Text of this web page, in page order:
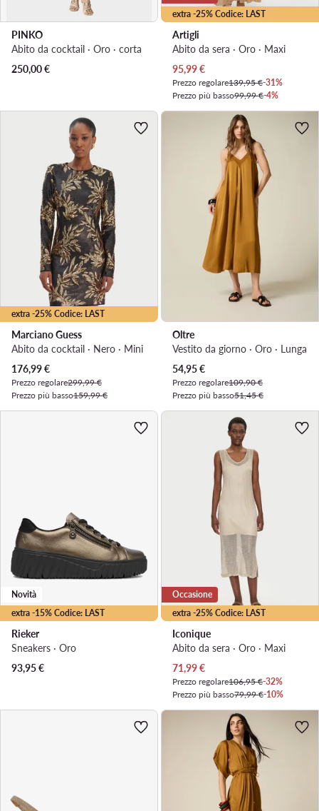
PINKO
Abito da cocktail · Oro · corta
250,00€
extra -25% Codice: LAST
Artigli
Abito da sera · Oro · Maxi
Prezzo attuale
95,99€
Prezzo regolare139,95 €-31%
Prezzo più basso99,99 €-4%
extra -25% Codice: LAST
Marciano Guess
Abito da cocktail · Nero · Mini
Prezzo attuale
176,99€
Prezzo regolare299,99 €
Prezzo più basso159,99 €
Oltre
Vestito da giorno · Oro · Lunga
Prezzo attuale
54,95€
Prezzo regolare109,90 €
Prezzo più basso51,45 €
extra -15% Codice: LAST
Novità
Rieker
Sneakers · Oro
93,95€
extra -25% Codice: LAST
Occasione
Iconique
Abito da sera · Oro · Maxi
Prezzo attuale
71,99€
Prezzo regolare106,95 €-32%
Prezzo più basso79,99 €-10%